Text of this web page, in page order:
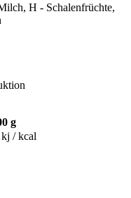
H - Schalenfrüchte,
g
/ kcal